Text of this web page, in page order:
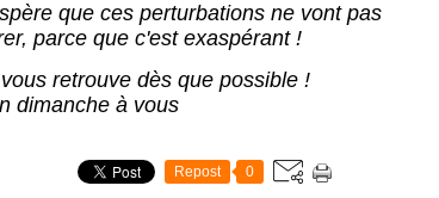
que ces perturbations ne vont pas
parce que c'est exaspérant !
retrouve dès que possible !
dimanche à vous
Repost 0